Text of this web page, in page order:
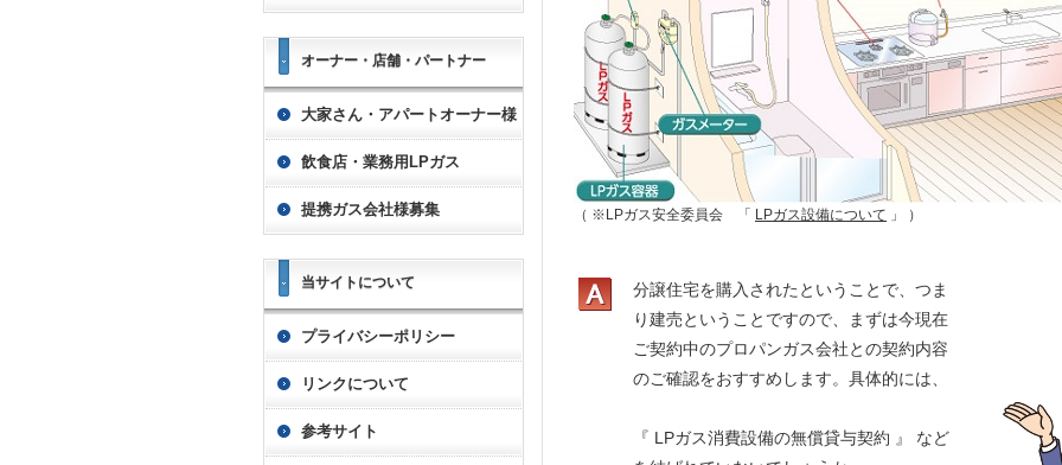
（ ※LPガス安全委員会 「 LPガス設備について 」 ）
分譲住宅を購入されたということで、つま
り建売ということですので、まずは今現在
ご契約中のプロパンガス会社との契約内容
のご確認をおすすめします。具体的には、
『 LPガス消費設備の無償貸与契約 』 など
オーナー・店舗・パートナー
大家さん・アパートオーナー様
飲食店・業務用LPガス
提携ガス会社様募集
当サイトについて
プライバシーポリシー
リンクについて
参考サイト